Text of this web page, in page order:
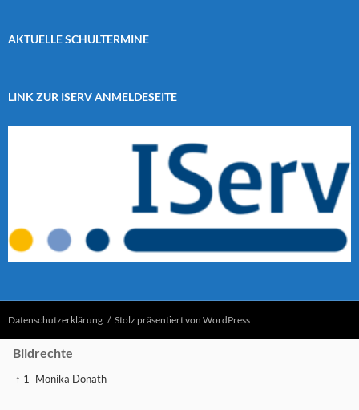
AKTUELLE SCHULTERMINE
LINK ZUR ISERV ANMELDESEITE
Datenschutzerklärung Stolz präsentiert von WordPress
Bildrechte
↑ 1 Monika Donath